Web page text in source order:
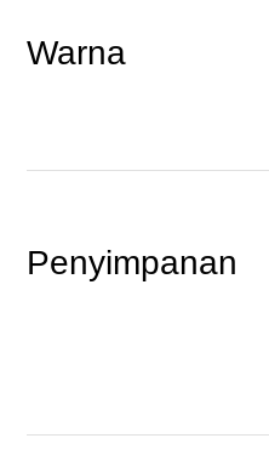
Warna
Penyimpanan